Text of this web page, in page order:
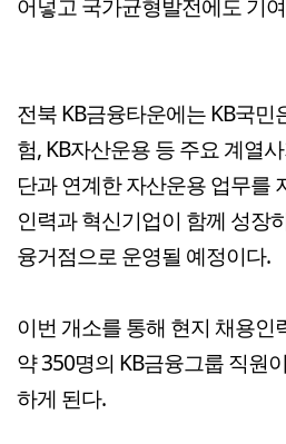
전북 KB금융타운에는 KB국민
험, KB자산운용 등 주요 계열
단과 연계한 자산운용 업무를
인력과 혁신기업이 함께 성장
융거점으로 운영될 예정이다.
이번 개소를 통해 현지 채용인
약 350명의 KB금융그룹 직원
하게 된다.